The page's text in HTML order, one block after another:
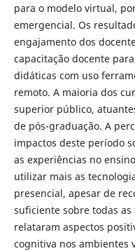
para o modelo virtual,
emergencial. Os
engajamento dos
capacitação docente
didáticas com uso
remoto. A maioria dos
superior público,
de pós-graduação. A
impactos deste período
as experiências no
utilizar mais as
presencial, apesar de
suficiente sobre todas
relataram aspectos
cognitiva nos ambientes